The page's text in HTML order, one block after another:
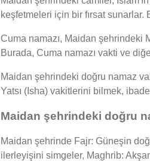
keşfetmeleri için bir fırsat
Cuma namazı, Maidan şehrindeki
Burada, Cuma namazı vakti ve
Maidan şehrindeki doğru namaz
Yatsı (Isha) vakitlerini bilmek,
Maidan şehrindeki doğru
Maidan şehrinde Fajr: Güneşin
ilerleyişini simgeler, Maghrib: